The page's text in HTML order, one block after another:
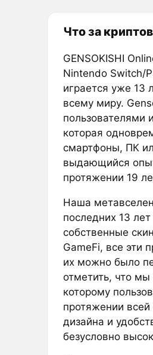
Что за
GENSOKISHI
Nintendo Switch/
играется уже 13
всему миру.
пользователями
которая
смартфоны, ПК
выдающийся
протяжении 19
Наша
последних 13
собственные
GameFi, все эти
их можно было
отметить, что мы
которому
протяжении
дизайна и
безусловно